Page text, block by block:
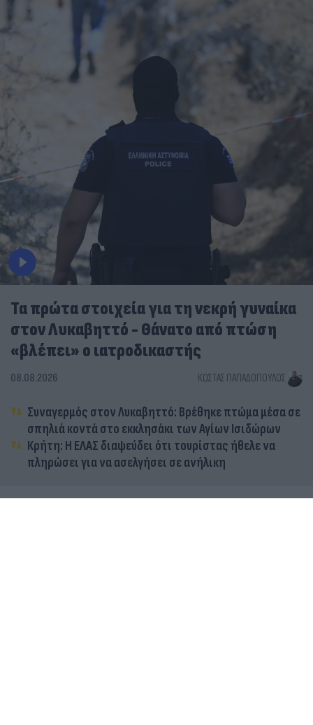
Τα πρώτα στοιχεία για τη νεκρή γυναίκα
στον Λυκαβηττό - Θάνατο από πτώση
«βλέπει» ο ιατροδικαστής
08.08.2026 ΚΏΣΤΑΣ ΠΑΠΑΔΌΠΟΥΛΟΣ
Συναγερμός στον Λυκαβηττό: Βρέθηκε πτώμα μέσα σε
σπηλιά κοντά στο εκκλησάκι των Αγίων Ισιδώρων
Κρήτη: Η ΕΛΑΣ διαψεύδει ότι τουρίστας ήθελε να
πληρώσει για να ασελγήσει σε ανήλικη